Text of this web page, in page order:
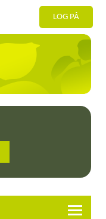
LOG PÅ